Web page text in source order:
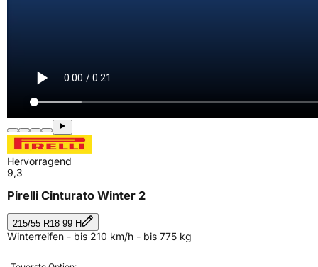
Hervorragend
9,3
Pirelli Cinturato Winter 2
215/55 R18 99 H
Winterreifen - bis 210 km/h - bis 775 kg